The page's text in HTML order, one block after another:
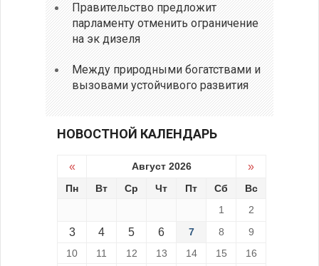
Правительство предложит
парламенту отменить ограничение
на эк дизеля
Между природными богатствами и
вызовами устойчивого развития
НОВОСТНОЙ КАЛЕНДАРЬ
« Август 2026 »
Пн Вт Ср Чт Пт Сб
Вс
1
2
3 4 5 6 7 8
9
10
11 12 13 14 15 16